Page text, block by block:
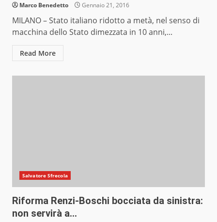
Marco Benedetto Gennaio 21, 2016
MILANO – Stato italiano ridotto a metà, nel senso di
macchina dello Stato dimezzata in 10 anni,...
Read More
Salvatore Sfrecola
Riforma Renzi-Boschi bocciata da sinistra:
non servirà a…